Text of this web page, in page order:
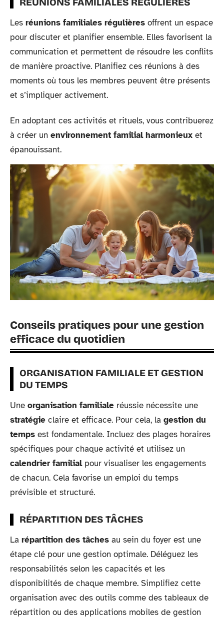
Les réunions familiales régulières offrent un espace
pour discuter et planifier ensemble. Elles favorisent la
communication et permettent de résoudre les conflits
de manière proactive. Planifiez ces réunions à des
moments où tous les membres peuvent être présents
et s’impliquer activement.
En adoptant ces activités et rituels, vous contribuerez
à créer un environnement familial harmonieux et
épanouissant.
Conseils pratiques pour une gestion
efficace du quotidien
ORGANISATION FAMILIALE ET GESTION
DU TEMPS
Une organisation familiale réussie nécessite une
stratégie claire et efficace. Pour cela, la gestion du
temps est fondamentale. Incluez des plages horaires
spécifiques pour chaque activité et utilisez un
calendrier familialpour visualiser les engagements
de chacun. Cela favorise un emploi du temps
prévisible et structuré.
RÉPARTITION DES TÂCHES
La répartition des tâches au sein du foyer est une
étape clé pour une gestion optimale. Déléguez les
responsabilités selon les capacités et les
disponibilités de chaque membre. Simplifiez cette
organisation avec des outils comme des tableaux de
répartition ou des applications mobiles de gestion